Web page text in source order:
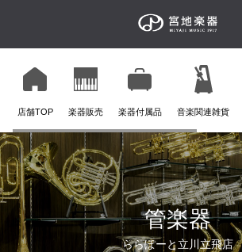
店舗TOP 楽器販売 楽器付属品 音楽関連雑貨
管楽器
ららぽーと立川立飛店